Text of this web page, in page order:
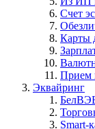
Счет
Карты
Прием
Эквайринг
Smart-